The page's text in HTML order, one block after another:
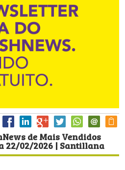
de Mais Vendidos
22/02/2026 | Santillana